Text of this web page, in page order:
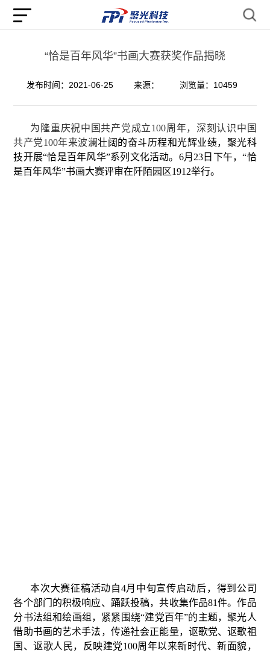
“恰是百年风华”书画大赛获奖作品揭晓
发布时间：2021-06-25 来源： 浏览量：10459
为隆重庆祝中国共产党成立100周年，深刻认识中国
共产党100年来波澜壮阔的奋斗历程和光辉业绩，聚光科
技开展“恰是百年风华”系列文化活动。6月23日下午，“恰
是百年风华”书画大赛评审在阡陌园区1912举行。
本次大赛征稿活动自4月中旬宣传启动后，得到公司
各个部门的积极响应、踊跃投稿，共收集作品81件。作品
分书法组和绘画组，紧紧围绕“建党百年”的主题，聚光人
借助书画的艺术手法，传递社会正能量，讴歌党、讴歌祖
国、讴歌人民，反映建党100周年以来新时代、新面貌，